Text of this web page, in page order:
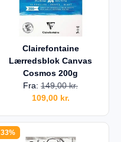
Clairefontaine
Lærredsblok Canvas
Cosmos 200g
Fra: 149,00kr.
109,00 kr.
33%